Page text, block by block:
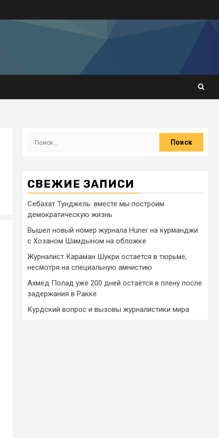
СВЕЖИЕ ЗАПИСИ
Себахат Тунджель: вместе мы построим
демократическую жизнь
Вышел новый номер журнала Huner на курманджи
с Хозаном Шамдыном на обложке
Журналист Караман Шукри остается в тюрьме,
несмотря на специальную амнистию
Ахмед Полад уже 200 дней остаётся в плену после
задержания в Ракке
Курдский вопрос и вызовы журналистики мира